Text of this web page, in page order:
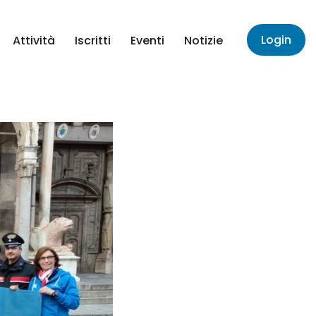
Attività Iscritti Eventi Notizie Login